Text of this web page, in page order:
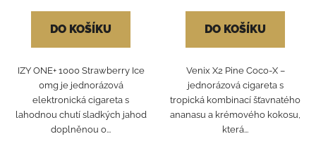
DO KOŠÍKU
IZY ONE+ 1000 Strawberry Ice
0mg je jednorázová
elektronická cigareta s
lahodnou chutí sladkých jahod
doplněnou o...
DO KOŠÍKU
Venix X2 Pine Coco‑X –
jednorázová cigareta s
tropická kombinací šťavnatého
ananasu a krémového kokosu,
která...